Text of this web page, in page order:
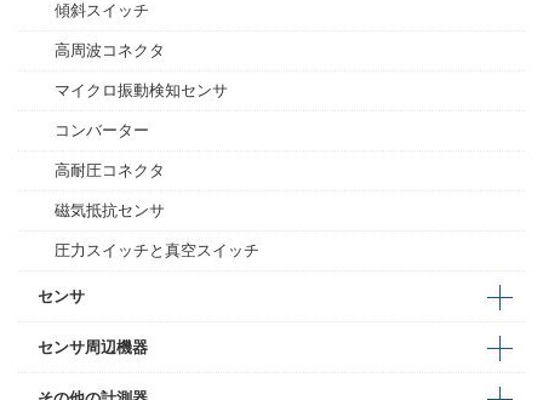
傾斜スイッチ
高周波コネクタ
マイクロ振動検知センサ
コンバーター
高耐圧コネクタ
磁気抵抗センサ
圧力スイッチと真空スイッチ
センサ
センサ周辺機器